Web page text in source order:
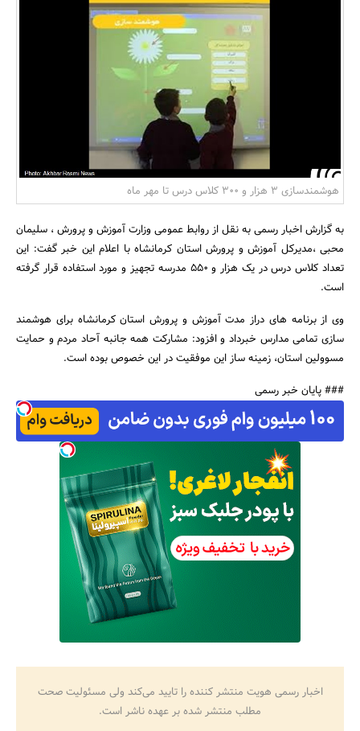
بانک، بیمه و سرمایه
هوشمندسازی 3 هزار و 300 کلاس درس تا مهر ماه
به گزارش اخبار رسمی به نقل از روابط عمومی وزارت آموزش و پرورش ، سلیمان
محبی ،مدیرکل آموزش و پرورش استان کرمانشاه با اعلام این خبر گفت: این
تعداد کلاس درس در یک هزار و 550 مدرسه تجهیز و مورد استفاده قرار گرفته
است.
وی از برنامه های دراز مدت آموزش و پرورش استان کرمانشاه برای هوشمند
سازی تمامی مدارس خبرداد و افزود: مشارکت همه جانبه آحاد مردم و حمایت
مسوولین استان، زمینه ساز این موفقیت در این خصوص بوده است.
### پایان خبر رسمی
اخبار رسمی هویت منتشر کننده را تایید می‌کند ولی مسئولیت صحت
مطلب منتشر شده بر عهده ناشر است.